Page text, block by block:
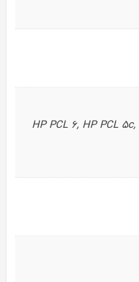
HP PCL 6, HP PCL